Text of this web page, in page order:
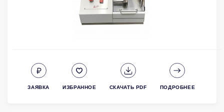
ЗАЯВКА ИЗБРАННОЕ СКАЧАТЬ PDF ПОДРОБНЕЕ